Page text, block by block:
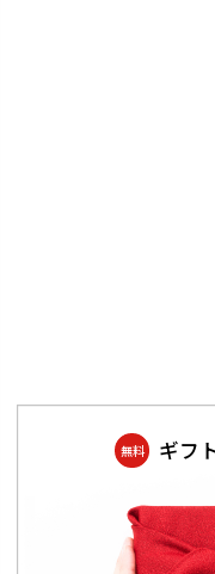
無料 ギフ